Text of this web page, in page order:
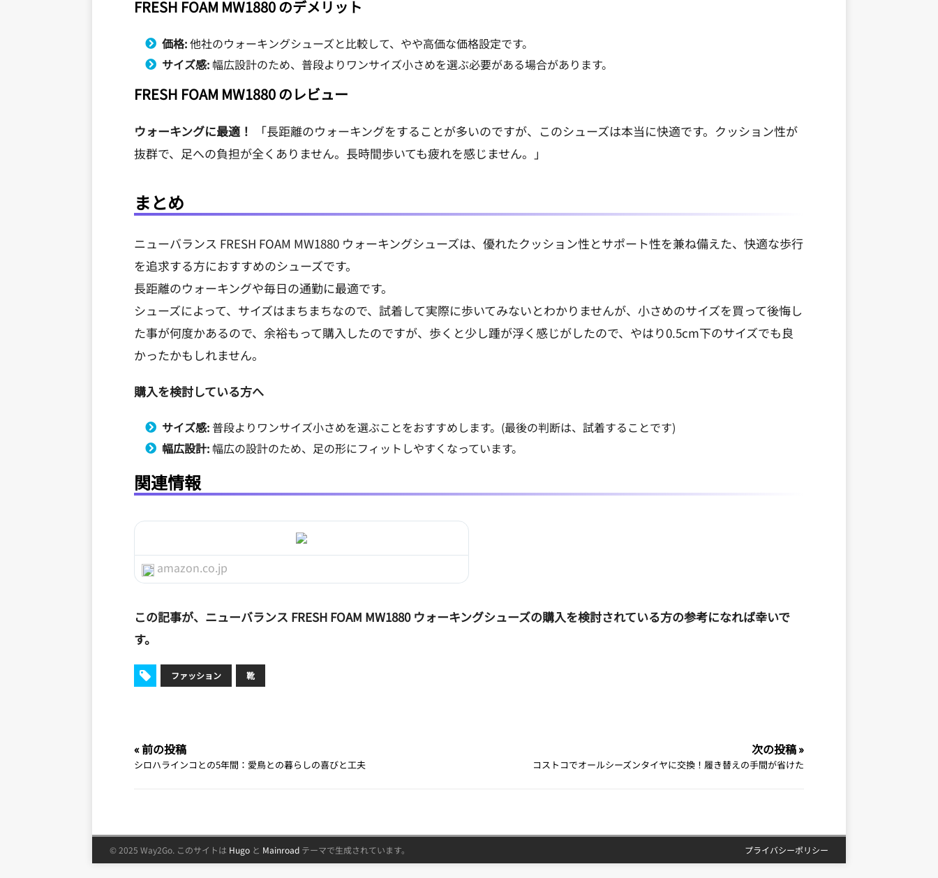
FRESH FOAM MW1880 のデメリット
価格:他社のウォーキングシューズと比較して、やや高価な価格設定です。
サイズ感: 幅広設計のため、普段よりワンサイズ小さめを選ぶ必要がある場合があります。
FRESH FOAM MW1880 のレビュー
ウォーキングに最適！
「長距離のウォーキングをすることが多いのですが、このシューズは本当に快適です。クッション性が
抜群で、足への負担が全くありません。長時間歩いても疲れを感じません。」
まとめ
ニューバランス FRESH FOAM MW1880 ウォーキングシューズは、優れたクッション性とサポート性を兼ね備えた、快適な歩行
を追求する方におすすめのシューズです。
長距離のウォーキングや毎日の通勤に最適です。
シューズによって、サイズはまちまちなので、試着して実際に歩いてみないとわかりませんが、小さめのサイズを買って後悔し
た事が何度かあるので、余裕もって購入したのですが、歩くと少し踵が浮く感じがしたので、やはり0.5cm下のサイズでも良
かったかもしれません。
購入を検討している方へ
サイズ感:普段よりワンサイズ小さめを選ぶことをおすすめします。(最後の判断は、試着することです)
幅広設計: 幅広の設計のため、足の形にフィットしやすくなっています。
関連情報
amazon.co.jp
この記事が、ニューバランス FRESH FOAM MW1880 ウォーキングシューズの購入を検討されている方の参考になれば幸いで
す。
ファッション 靴
« 前の投稿
シロハラインコとの5年間：愛鳥との暮らしの喜びと工夫
次の投稿 »
コストコでオールシーズンタイヤに交換！履き替えの手間が省けた
プライバシーポリシー
© 2025 Way2Go. このサイトは Hugo と Mainroad テーマで生成されています。